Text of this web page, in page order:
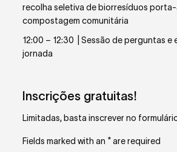
recolha seletiva de biorresíduos
compostagem comunitária
12:00 – 12:30 |Sessão de perguntas e
jornada
Inscrições gratuitas!
Limitadas, basta inscrever no
Fields marked with an *are required